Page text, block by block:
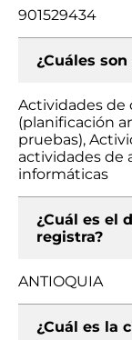
901529434
¿Cuáles
Actividades de
(planificación
pruebas),
actividades de
informáticas
¿Cuál es el
registra?
ANTIOQUIA
¿Cuál es la